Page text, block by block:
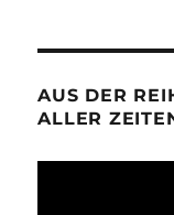
AUS DER
ALLER